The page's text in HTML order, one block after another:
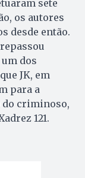
sete
os autores
desde então.
dos
JK, em
para a
do criminoso,
121.